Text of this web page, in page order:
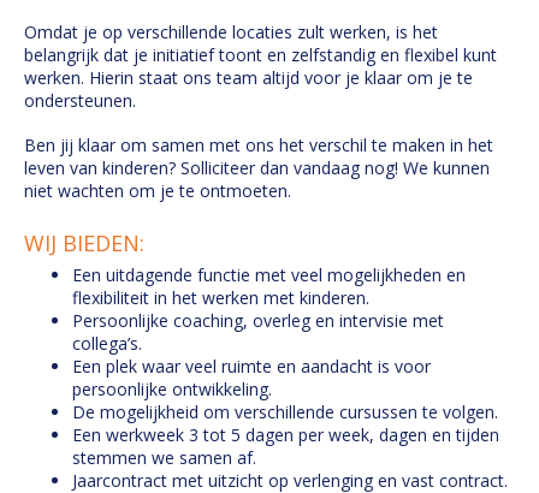
Omdat je op verschillende locaties zult werken, is het
belangrijk dat je initiatief toont en zelfstandig en flexibel kunt
werken. Hierin staat ons team altijd voor je klaar om je te
ondersteunen.
Ben jij klaar om samen met ons het verschil te maken in het
leven van kinderen? Solliciteer dan vandaag nog! We kunnen
niet wachten om je te ontmoeten.
WIJ BIEDEN:
Een uitdagende functie met veel mogelijkheden en
flexibiliteit in het werken met kinderen.
Persoonlijke coaching, overleg en intervisie met
collega’s.
Een plek waar veel ruimte en aandacht is voor
persoonlijke ontwikkeling.
De mogelijkheid om verschillende cursussen te volgen.
Een werkweek 3 tot 5 dagen per week, dagen en tijden
stemmen we samen af.
Jaarcontract met uitzicht op verlenging en vast contract.